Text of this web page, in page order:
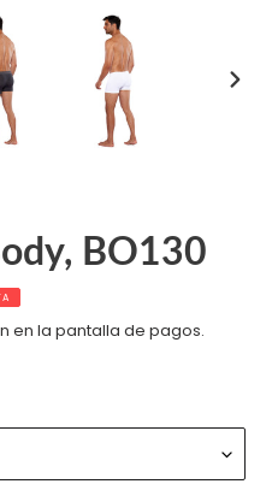
BO130
en la pantalla de pagos.